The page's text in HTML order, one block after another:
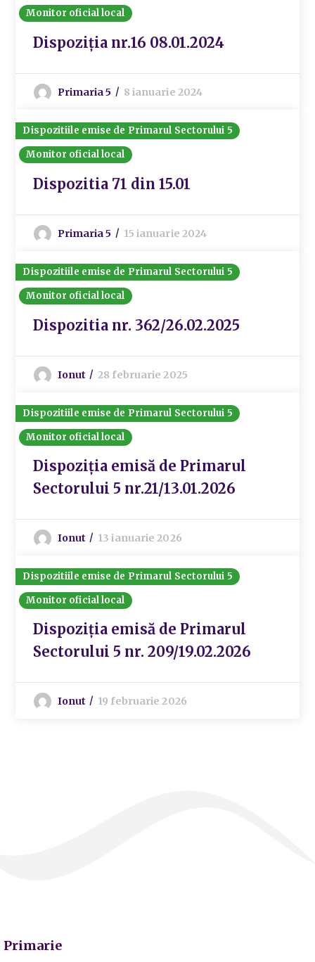
Monitor oficial local
Dispoziția nr.16 08.01.2024
Primaria 5 8 ianuarie 2024
Dispozitiile emise de Primarul Sectorului 5
Monitor oficial local
Dispozitia 71 din 15.01
Primaria 5 15 ianuarie 2024
Dispozitiile emise de Primarul Sectorului 5
Monitor oficial local
Dispozitia nr. 362/26.02.2025
Ionut 28 februarie 2025
Dispozitiile emise de Primarul Sectorului 5
Monitor oficial local
Dispoziția emisă de Primarul
Sectorului 5 nr.21/13.01.2026
Ionut 13 ianuarie 2026
Dispozitiile emise de Primarul Sectorului 5
Monitor oficial local
Dispoziția emisă de Primarul
Sectorului 5 nr. 209/19.02.2026
Ionut 19 februarie 2026
Primarie